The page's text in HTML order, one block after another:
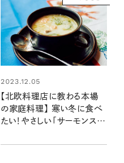
2023.12.05
【北欧料理店に教わる本場
の家庭料理】 寒い冬に食べ
たい！やさしい「サーモンスー